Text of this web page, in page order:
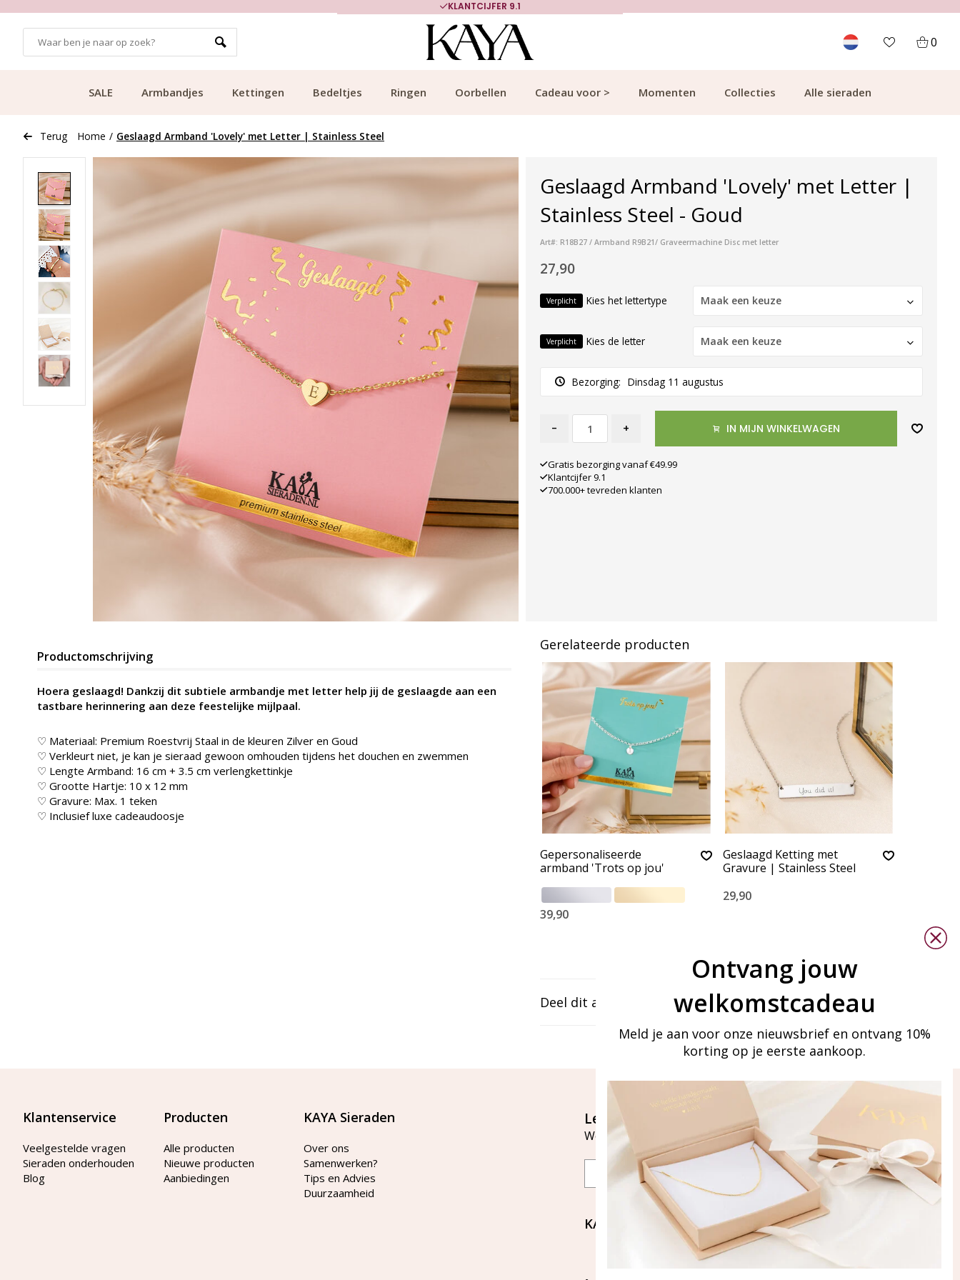
KLANTCIJFER 9.1
0
SALE Armbandjes Kettingen Bedeltjes Ringen Oorbellen Cadeau voor > Momenten Collecties Alle sieraden
Terug Home / Geslaagd Armband 'Lovely' met Letter | Stainless Steel
Geslaagd Armband 'Lovely' met Letter |
Stainless Steel - Goud
Art#: R18B27 / Armband R9B21/ Graveermachine Disc met letter
27,90
Verplicht Kies het lettertype Maak een keuze
Verplicht Kies de letter Maak een keuze
Bezorging: Dinsdag 11 augustus
- + IN MIJN WINKELWAGEN
Gratis bezorging vanaf €49.99
Klantcijfer 9.1
700.000+ tevreden klanten
Productomschrijving
Hoera geslaagd! Dankzij dit subtiele armbandje met letter help jij de geslaagde aan een
tastbare herinnering aan deze feestelijke mijlpaal.
♡ Materiaal: Premium Roestvrij Staal in de kleuren Zilver en Goud
♡ Verkleurt niet, je kan je sieraad gewoon omhouden tijdens het douchen en zwemmen
♡ Lengte Armband: 16 cm + 3.5 cm verlengkettinkje
♡ Grootte Hartje: 10 x 12 mm
♡ Gravure: Max. 1 teken
♡ Inclusief luxe cadeaudoosje
Gerelateerde producten
Gepersonaliseerde
armband 'Trots op jou'
39,90
Geslaagd Ketting met
Gravure | Stainless Steel
29,90
Deel dit artikel
Klantenservice
Veelgestelde vragen
Sieraden onderhouden
Blog
Producten
Alle producten
Nieuwe producten
Aanbiedingen
KAYA Sieraden
Over ons
Samenwerken?
Tips en Advies
Duurzaamheid
Let's stay in touch
Word lid van onze mailinglijst
KAYA Sieraden
Bellen of WhatsApp Ma-Vr
tussen 09:00-17:00
Ontvang jouw
welkomstcadeau
Meld je aan voor onze nieuwsbrief en ontvang 10%
korting op je eerste aankoop.